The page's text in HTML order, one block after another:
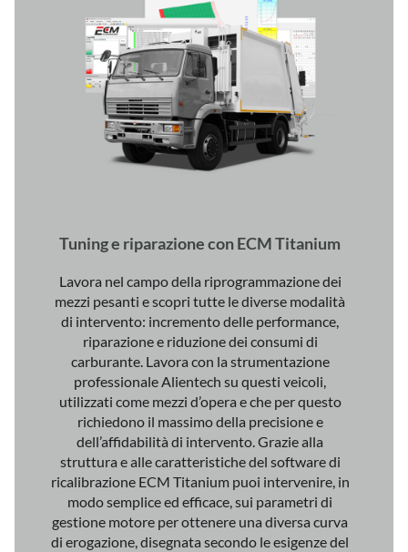
Tuning e riparazione con ECM Titanium
Lavora nel campo della riprogrammazione dei
mezzi pesanti e scopri tutte le diverse modalità
di intervento: incremento delle performance,
riparazione e riduzione dei consumi di
carburante. Lavora con la strumentazione
professionale Alientech su questi veicoli,
utilizzati come mezzi d’opera e che per questo
richiedono il massimo della precisione e
dell’affidabilità di intervento. Grazie alla
struttura e alle caratteristiche del software di
ricalibrazione ECM Titanium puoi intervenire, in
modo semplice ed efficace, sui parametri di
gestione motore per ottenere una diversa curva
di erogazione, disegnata secondo le esigenze del